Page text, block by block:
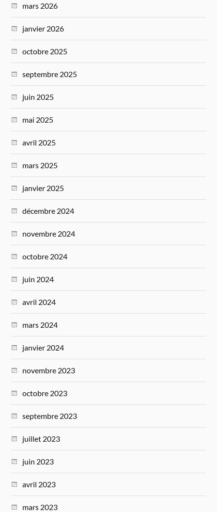
mars 2026
janvier 2026
octobre 2025
septembre 2025
juin 2025
mai 2025
avril 2025
mars 2025
janvier 2025
décembre 2024
novembre 2024
octobre 2024
juin 2024
avril 2024
mars 2024
janvier 2024
novembre 2023
octobre 2023
septembre 2023
juillet 2023
juin 2023
avril 2023
mars 2023